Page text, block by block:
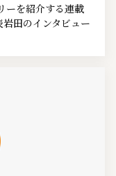
ーを紹介する連載
岩田のインタビュー